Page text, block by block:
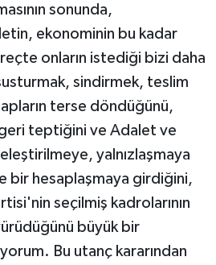
sonunda,
ekonominin bu kadar
onların istediği bizi daha
sindirmek, teslim
terse döndüğünü,
geri teptiğini ve Adalet ve
yalnızlaşmaya
bir hesaplaşmaya girdiğini,
seçilmiş kadrolarının
büyük bir
Bu utanç kararından